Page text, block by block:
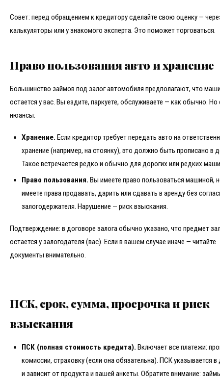
Совет: перед обращением к кредитору сделайте свою оценку —
калькуляторы или у знакомого эксперта. Это поможет торговаться.
Право пользования авто и хранение
Большинство займов под залог автомобиля предполагают, что
остается у вас. Вы ездите, паркуете, обслуживаете — как обычно. Но
нюансы:
Хранение. Если кредитор требует передать авто на
хранение (например, на стоянку), это должно быть прописано в
Такое встречается редко и обычно для дорогих или редких
Право пользования. Вы имеете право пользоваться машиной,
имеете права продавать, дарить или сдавать в аренду без
залогодержателя. Нарушение — риск взыскания.
Подтверждение: в договоре залога обычно указано, что предмет
остается у залогодателя (вас). Если в вашем случае иначе — читайте
документы внимательно.
ПСК, срок, сумма, просрочка и риск
взыскания
ПСК (полная стоимость кредита). Включает все платежи:
комиссии, страховку (если она обязательна). ПСК указывается в
и зависит от продукта и вашей анкеты. Обратите внимание: